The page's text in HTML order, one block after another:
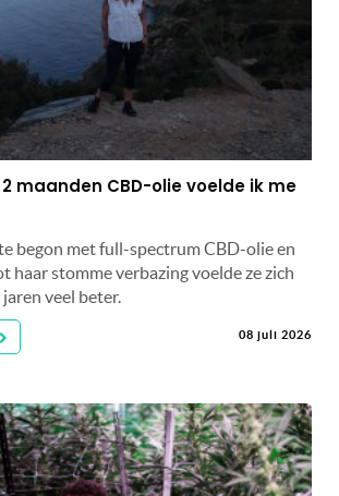
maanden CBD-olie voelde ik me
begon met full-spectrum CBD-olie en
haar stomme verbazing voelde ze zich
veel beter.
08 juli 2026